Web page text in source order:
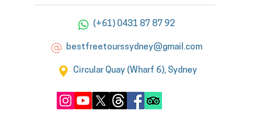
(+61) 0431 87 87 92
bestfreetourssydney@gmail.com
Circular Quay (Wharf 6), Sydney